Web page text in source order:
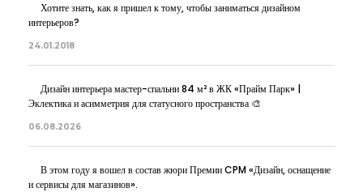
Хотите знать, как я пришел к тому, чтобы заниматься дизайном
интерьеров?
24.01.2018
Дизайн интерьера мастер-спальни 84 м² в ЖК «Прайм Парк» |
Эклектика и асимметрия для статусного пространства 🎨
06.08.2026
В этом году я вошел в состав жюри Премии CPM «Дизайн, оснащение
и сервисы для магазинов».